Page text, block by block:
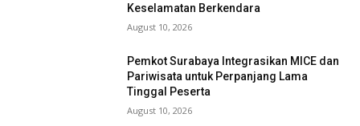
Keselamatan Berkendara
August 10, 2026
Pemkot Surabaya Integrasikan MICE dan
Pariwisata untuk Perpanjang Lama
Tinggal Peserta
August 10, 2026